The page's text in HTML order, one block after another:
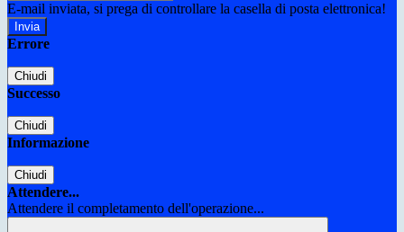
E-mail inviata, si prega di controllare la casella di posta elettronica!
Errore
Chiudi
Successo
Chiudi
Informazione
Chiudi
Attendere...
Attendere il completamento dell'operazione...